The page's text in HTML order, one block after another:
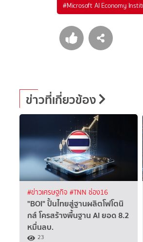
#Microsoft AI Economy
ข่าวที่เกี่ยวข้อง
#ข่าวเศรษฐกิจ #TNN ช่อง16
"BOI" ปั้นไทยสู่ฐานผลิตโฟโตนิ
กส์ โครสร้างพื้นฐาน AI ยอด 8.2
หมื่นลบ.
23